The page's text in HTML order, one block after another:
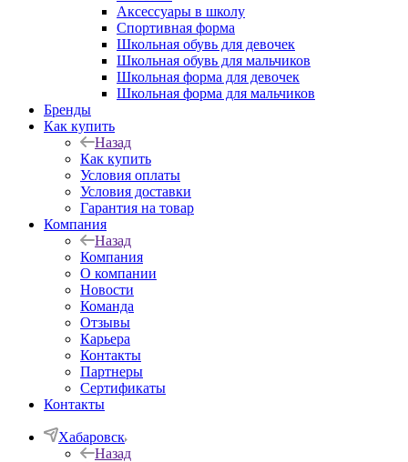
Аксессуары в школу
Спортивная форма
Школьная обувь для девочек
Школьная обувь для мальчиков
Школьная форма для девочек
Школьная форма для мальчиков
Бренды
Как купить
Назад
Как купить
Условия оплаты
Условия доставки
Гарантия на товар
Компания
Назад
Компания
О компании
Новости
Команда
Отзывы
Карьера
Контакты
Партнеры
Сертификаты
Контакты
Хабаровск
Назад